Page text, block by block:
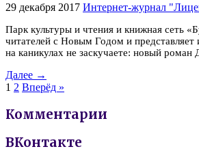
29 декабря 2017 Интернет-журнал
Парк культуры и чтения и книжная сеть
читателей с Новым Годом и представляет
на каникулах не заскучаете: новый
Далее →
1 2 Вперёд »
Комментарии
ВКонтакте